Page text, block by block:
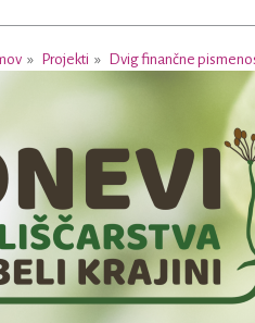
Projekti Dvig finančne